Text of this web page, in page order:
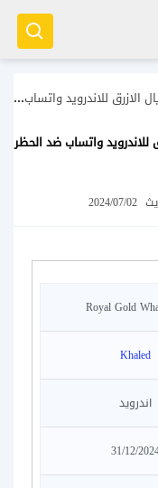
للاندرويد واتساب ضد الحظر 2026
للاندرويد واتساب ضد الحظر
2024/07/02
Royal Gold
Khaled
اندرويد
31/12/